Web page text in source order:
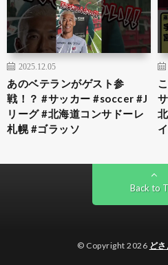
2025.12.05
あのベテランがゲスト参
戦！？ #サッカー #soccer #J
リーグ #北海道コンサドーレ
札幌 #ゴラッソ
Back to
© Copyright 2026 ど